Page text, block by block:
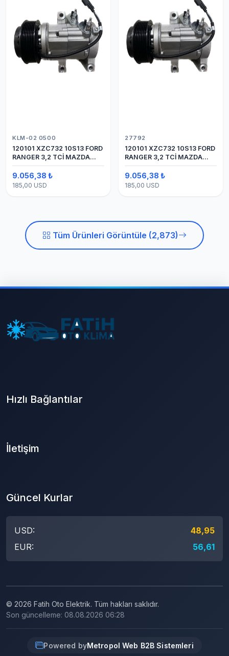
KLM-02 0500
120101 XZC732 10S13 FORD
RANGER 3,2 TCİ MAZDA
Y.M.
9.056,38 ₺
185,00 USD
27792
120101 XZC732 10S13 FORD
RANGER 3,2 TCİ MAZDA
Y.M. KOMPRESÖR 7PK 12V
9.056,38 ₺
185,00 USD
Tüm Ürünleri Görüntüle (2,873)
Hızlı Bağlantılar
İletişim
Güncel Kurlar
USD:
48,95
EUR:
56,61
© 2026 Fatih Oto Elektrik. Tüm hakları saklıdır.
Son güncelleme: 08.08.2026 06:28
Powered byMetropol Web B2B Sistemleri